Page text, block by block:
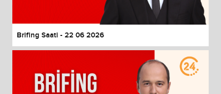
Brifing Saati - 22 06 2026